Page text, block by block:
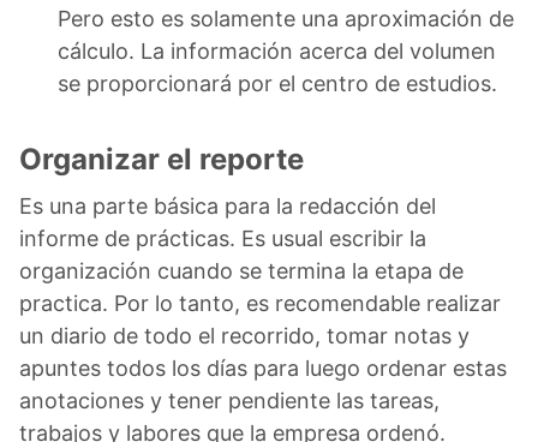
Pero esto es solamente una aproximación de
cálculo. La información acerca del volumen
se proporcionará por el centro de estudios.
Organizar el reporte
Es una parte básica para la redacción del
informe de prácticas. Es usual escribir la
organización cuando se termina la etapa de
practica. Por lo tanto, es recomendable realizar
un diario de todo el recorrido, tomar notas y
apuntes todos los días para luego ordenar estas
anotaciones y tener pendiente las tareas,
trabajos y labores que la empresa ordenó.